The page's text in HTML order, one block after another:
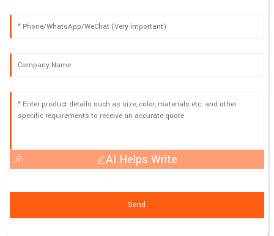
AI Helps Write
Send